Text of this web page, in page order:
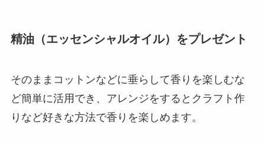
精油（エッセンシャルオイル）をプレゼント
そのままコットンなどに垂らして香りを楽しむな
ど簡単に活用でき、アレンジをするとクラフト作
りなど好きな方法で香りを楽しめます。